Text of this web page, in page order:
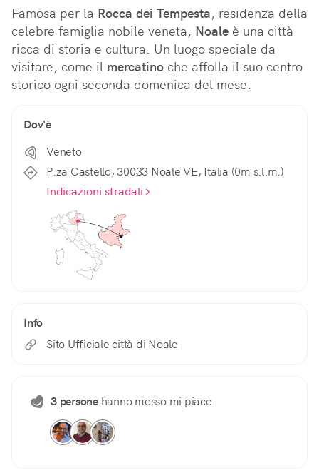
Famosa per la Rocca dei Tempesta, residenza della
celebre famiglia nobile veneta, Noale è una città
ricca di storia e cultura. Un luogo speciale da
visitare, come il mercatino che affolla il suo centro
storico ogni seconda domenica del mese.
Dov'è
Veneto
P.za Castello, 30033 Noale VE, Italia (0m s.l.m.)
Indicazioni stradali
Info
Sito Ufficiale città di Noale
3 personehanno messo mi piace